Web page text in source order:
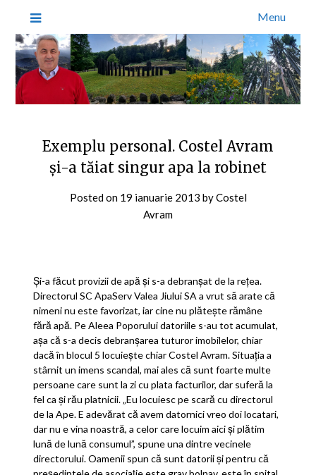
Menu
Exemplu personal. Costel Avram
şi-a tăiat singur apa la robinet
Posted on 19 ianuarie 2013 byCostel
Avram
Şi-a făcut provizii de apă şi s-a debranşat de la reţea.
Directorul SC ApaServ Valea Jiului SA a vrut să arate că
nimeni nu este favorizat, iar cine nu plăteşte rămâne
fără apă. Pe Aleea Poporului datoriile s-au tot acumulat,
aşa că s-a decis debranşarea tuturor imobilelor, chiar
dacă în blocul 5 locuieşte chiar Costel Avram. Situaţia a
stârnit un imens scandal, mai ales că sunt foarte multe
persoane care sunt la zi cu plata facturilor, dar suferă la
fel ca şi rău platnicii. „Eu locuiesc pe scară cu directorul
de la Ape. E adevărat că avem datornici vreo doi locatari,
dar nu e vina noastră, a celor care locuim aici şi plătim
lună de lună consumul”, spune una dintre vecinele
directorului. Oamenii spun că sunt datorii şi pentru că